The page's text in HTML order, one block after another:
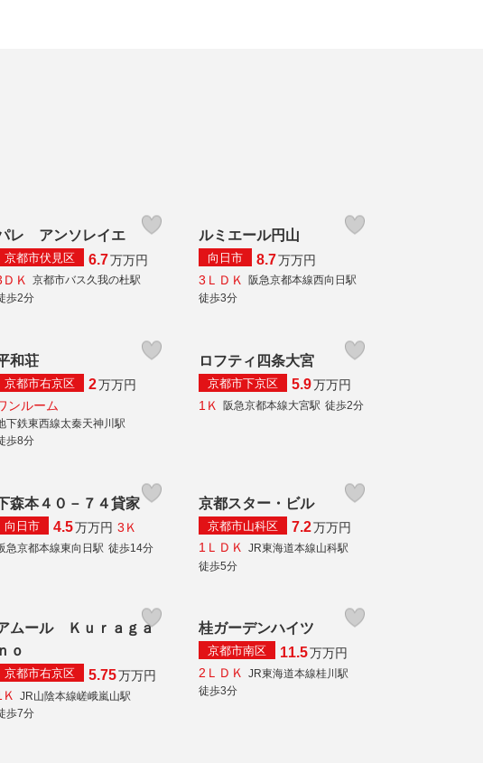
レ アンソレイエ
京都市伏見区 6.7万万円
Ｋ
京都市バス久我の杜駅
歩2分
ルミエール円山
向日市 8.7万万円
3ＬＤＫ
阪急京都本線西向日駅
徒歩3分
和荘
京都市右京区 2万万円
ンルーム
下鉄東西線太秦天神川駅
歩8分
ロフティ四条大宮
京都市下京区 5.9万万円
1Ｋ
阪急京都本線大宮駅 徒歩2分
森本４０－７４貸家
向日市 4.5万万円 3Ｋ
急京都本線東向日駅 徒歩14分
京都スター・ビル
京都市山科区 7.2万万円
1ＬＤＫ JR東海道本線山科駅
徒歩5分
ムール Ｋｕｒａｇａ
ｎｏ
京都市右京区 5.75万万円
JR山陰本線嵯峨嵐山駅
歩7分
桂ガーデンハイツ
京都市南区 11.5万万円
2ＬＤＫ
JR東海道本線桂川駅
徒歩3分